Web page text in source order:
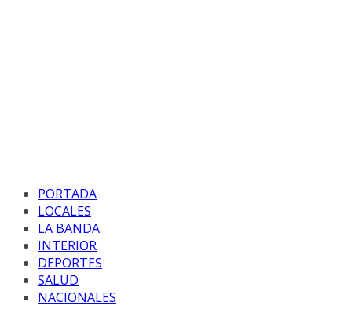
PORTADA
LOCALES
LA BANDA
INTERIOR
DEPORTES
SALUD
NACIONALES